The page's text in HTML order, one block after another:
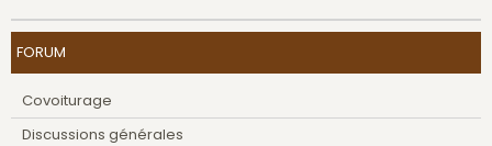
FORUM
Covoiturage
Discussions générales